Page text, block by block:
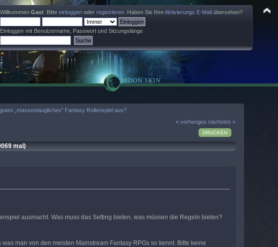
Willkommen Gast . Bitte einloggen oder registrieren . Haben Sie IhreAktivierungs E-Mail übersehen?
Einloggen mit Benutzername, Passwort und Sitzungslänge
„massentaugliches“ Fantasy Rollenspiel aus?
« vorheriges nächstes »
DRUCKEN
mal)
ausmacht. Was muss das Setting bieten, was müssen die Regeln bieten?
man von den meisten Mainstream Fantasy RPGs so kennt. Bitte keine